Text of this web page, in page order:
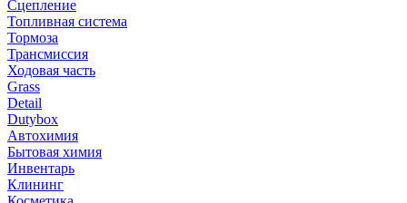
Сцепление
Топливная система
Тормоза
Трансмиссия
Ходовая часть
Grass
Detail
Dutybox
Автохимия
Бытовая химия
Инвентарь
Клининг